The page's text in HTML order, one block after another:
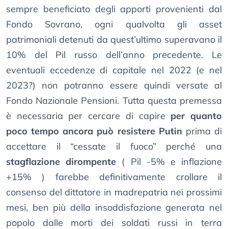
sempre beneficiato degli apporti provenienti dal
Fondo Sovrano, ogni qualvolta gli asset
patrimoniali detenuti da quest’ultimo superavano il
10% del Pil russo dell’anno precedente. Le
eventuali eccedenze di capitale nel 2022 (e nel
2023?) non potranno essere quindi versate al
Fondo Nazionale Pensioni. Tutta questa premessa
è necessaria per cercare di capire per quanto
poco tempo ancora può resistere Putin prima di
accettare il “cessate il fuoco” perché una
stagflazione dirompente ( Pil -5% e inflazione
+15% ) farebbe definitivamente crollare il
consenso del dittatore in madrepatria nei prossimi
mesi, ben più della insoddisfazione generata nel
popolo dalle morti dei soldati russi in terra